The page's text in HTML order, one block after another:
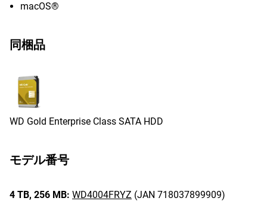
macOS®
同梱品
WD Gold Enterprise Class SATA HDD
モデル番号
4 TB, 256 MB: WD4004FRYZ (JAN 718037899909)